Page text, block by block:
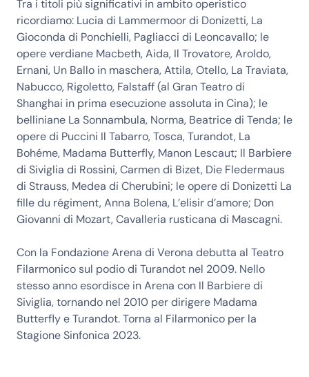
Tra i titoli più significativi in ambito operistico
ricordiamo: Lucia di Lammermoor di Donizetti, La
Gioconda di Ponchielli, Pagliacci di Leoncavallo; le
opere verdiane Macbeth, Aida, Il Trovatore, Aroldo,
Ernani, Un Ballo in maschera, Attila, Otello, La Traviata,
Nabucco, Rigoletto, Falstaff (al Gran Teatro di
Shanghai in prima esecuzione assoluta in Cina); le
belliniane La Sonnambula, Norma, Beatrice di Tenda; le
opere di Puccini Il Tabarro, Tosca, Turandot, La
Bohéme, Madama Butterfly, Manon Lescaut; Il Barbiere
di Siviglia di Rossini, Carmen di Bizet, Die Fledermaus
di Strauss, Medea di Cherubini; le opere di Donizetti La
fille du régiment, Anna Bolena, L’elisir d’amore; Don
Giovanni di Mozart, Cavalleria rusticana di Mascagni.
Con la Fondazione Arena di Verona debutta al Teatro
Filarmonico sul podio di Turandot nel 2009. Nello
stesso anno esordisce in Arena con Il Barbiere di
Siviglia, tornando nel 2010 per dirigere Madama
Butterfly e Turandot. Torna al Filarmonico per la
Stagione Sinfonica 2023.